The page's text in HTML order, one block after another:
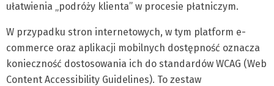
ułatwienia „podróży klienta” w procesie płatniczym.
W przypadku stron internetowych, w tym platform e-
commerce oraz aplikacji mobilnych dostępność oznacza
konieczność dostosowania ich do standardów WCAG (Web
Content Accessibility Guidelines). To zestaw